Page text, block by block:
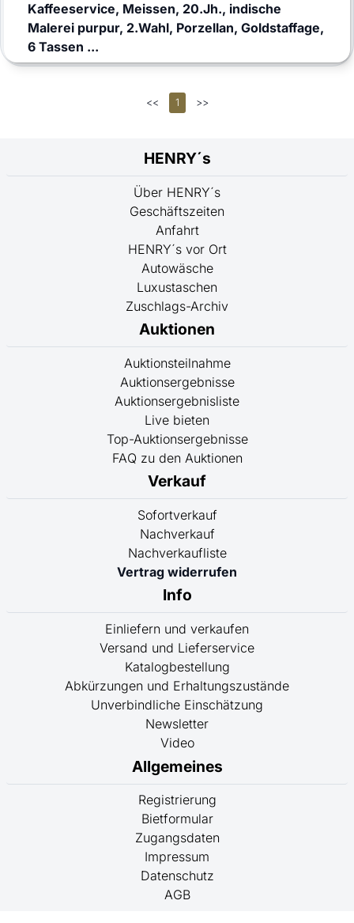
Kaffeeservice, Meissen, 20.Jh., indische
Malerei purpur, 2.Wahl, Porzellan, Goldstaffage,
6 Tassen ...
<< 1 >>
HENRY´s
Über HENRY´s
Geschäftszeiten
Anfahrt
HENRY´s vor Ort
Autowäsche
Luxustaschen
Zuschlags-Archiv
Auktionen
Auktionsteilnahme
Auktionsergebnisse
Auktionsergebnisliste
Live bieten
Top-Auktionsergebnisse
FAQ zu den Auktionen
Verkauf
Sofortverkauf
Nachverkauf
Nachverkaufliste
Vertrag widerrufen
Info
Einliefern und verkaufen
Versand und Lieferservice
Katalogbestellung
Abkürzungen und Erhaltungszustände
Unverbindliche Einschätzung
Newsletter
Video
Allgemeines
Registrierung
Bietformular
Zugangsdaten
Impressum
Datenschutz
AGB